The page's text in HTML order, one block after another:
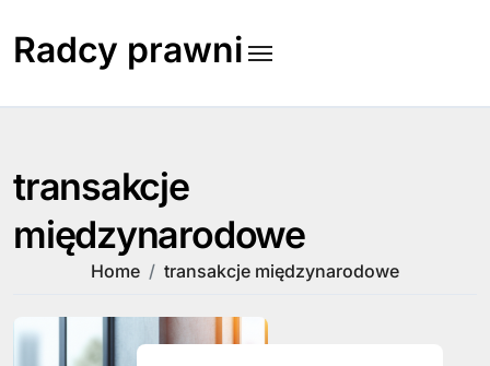
content
Radcy prawni
transakcje
międzynarodowe
Home transakcje międzynarodowe